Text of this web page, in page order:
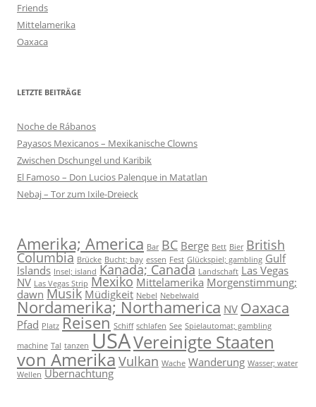
Friends
Mittelamerika
Oaxaca
LETZTE BEITRÄGE
Noche de Rábanos
Payasos Mexicanos – Mexikanische Clowns
Zwischen Dschungel und Karibik
El Famoso – Don Lucios Palenque in Matatlan
Nebaj – Tor zum Ixile-Dreieck
Amerika; America Bar BC Berge Bett Bier British
Columbia Brücke Bucht; bay essen Fest Glückspiel; gambling Gulf
Islands Insel; island Kanada; Canada Landschaft Las Vegas
NV Las Vegas Strip Mexiko Mittelamerika Morgenstimmung;
dawn Musik Müdigkeit Nebel Nebelwald
Nordamerika; Northamerica NV Oaxaca
Pfad Platz Reisen Schiff schlafen See Spielautomat; gambling
machine Tal tanzen USAVereinigte Staaten
von AmerikaVulkan Wache Wanderung Wasser; water
Wellen Übernachtung